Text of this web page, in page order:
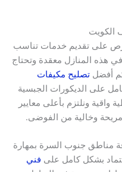
الكويت
على تقديم خدمات تناسب
في هذه المنازل معقدة وتحتاج
أفضل تصليح مكيفات
على الديكورات الجبسية
واقية ونلتزم بأعلى معايير
مريحة وخالية من الفوضى.
مناطق جنوب السرة بمهارة
بشكل كامل على فني